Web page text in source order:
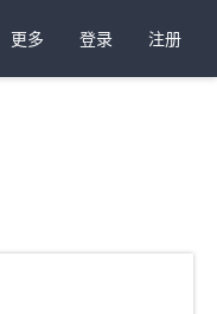
更多 登录 注册